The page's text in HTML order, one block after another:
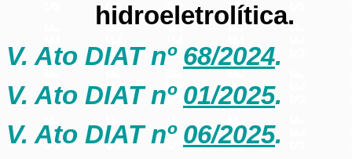
hidroeletrolítica.
V. Ato DIAT nº 68/2024.
V. Ato DIAT nº 01/2025.
V. Ato DIAT nº 06/2025.